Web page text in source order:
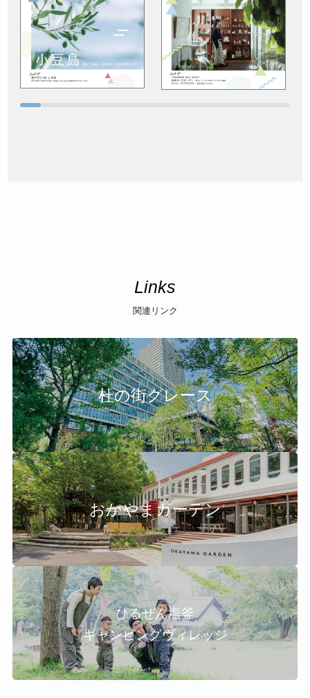
Links
関連リンク
杜の街グレース
おかやまガーデン
ひるぜん塩釜
キャンピングヴィレッジ